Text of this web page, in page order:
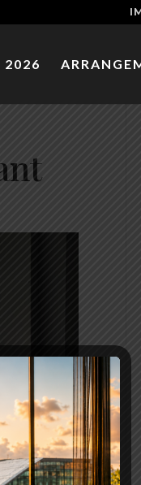
2026